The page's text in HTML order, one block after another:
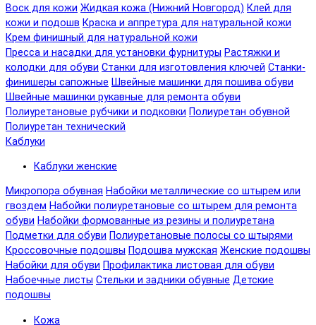
Воск для кожи Жидкая кожа (Нижний Новгород) Клей для
кожи и подошв Краска и аппретура для натуральной кожи
Крем финишный для натуральной кожи
Пресса и насадки для установки фурнитуры Растяжки и
колодки для обуви Станки для изготовления ключей Станки-
финишеры сапожные Швейные машинки для пошива обуви
Швейные машинки рукавные для ремонта обуви
Полиуретановые рубчики и подковки Полиуретан обувной
Полиуретан технический
Каблуки
Каблуки женские
Микропора обувная Набойки металлические со штырем или
гвоздем Набойки полиуретановые со штырем для ремонта
обуви Набойки формованные из резины и полиуретана
Подметки для обуви Полиуретановые полосы со штырями
Кроссовочные подошвы Подошва мужская Женские подошвы
Набойки для обуви Профилактика листовая для обуви
Набоечные листы Стельки и задники обувные Детские
подошвы
Кожа